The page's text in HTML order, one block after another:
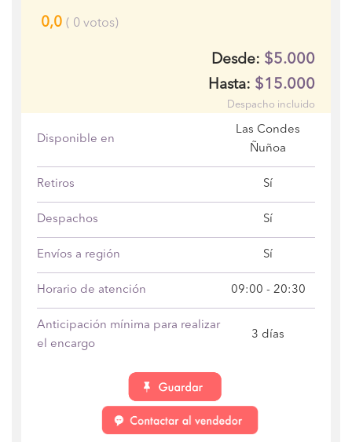
0,0 ( 0 votos)
Desde: $5.000
Hasta: $15.000
Despacho incluido
Disponible en
Las Condes
Ñuñoa
Retiros Sí
Despachos Sí
Envíos a región Sí
Horario de atención 09:00 - 20:30
Anticipación mínima para realizar
el encargo
3 días